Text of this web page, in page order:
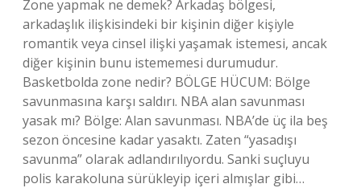
Zone yapmak ne demek? Arkadaş bölgesi,
arkadaşlık ilişkisindeki bir kişinin diğer kişiyle
romantik veya cinsel ilişki yaşamak istemesi, ancak
diğer kişinin bunu istememesi durumudur.
Basketbolda zone nedir? BÖLGE HÜCUM: Bölge
savunmasına karşı saldırı. NBA alan savunması
yasak mı? Bölge: Alan savunması. NBA’de üç ila beş
sezon öncesine kadar yasaktı. Zaten “yasadışı
savunma” olarak adlandırılıyordu. Sanki suçluyu
polis karakoluna sürükleyip içeri almışlar gibi…